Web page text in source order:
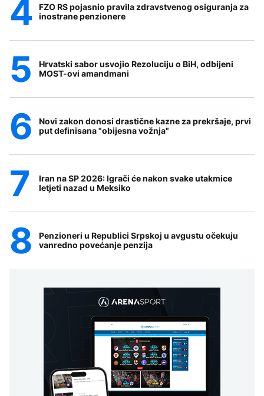
FZO RS pojasnio pravila zdravstvenog osiguranja za
inostrane penzionere
Hrvatski sabor usvojio Rezoluciju o BiH, odbijeni
MOST-ovi amandmani
Novi zakon donosi drastične kazne za prekršaje, prvi
put definisana "obijesna vožnja"
Iran na SP 2026: Igrači će nakon svake utakmice
letjeti nazad u Meksiko
Penzioneri u Republici Srpskoj u avgustu očekuju
vanredno povećanje penzija